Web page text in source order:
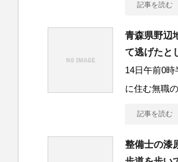
記事を読む
青森県野辺
て逃げたと
14日午前0
に住む無職
記事を読む
整備士の漆